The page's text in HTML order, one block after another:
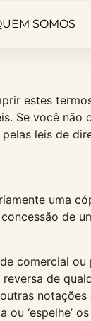
SOMOS
estes
Se você
leis de
uma
de
comercial
de
‘espelhe’